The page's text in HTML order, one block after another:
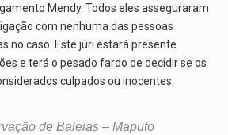
Mendy. Todos eles asseguraram
com nenhuma das pessoas
no caso. Este júri estará presente
e terá o pesado fardo de decidir se os
culpados ou inocentes.
de Baleias – Maputo